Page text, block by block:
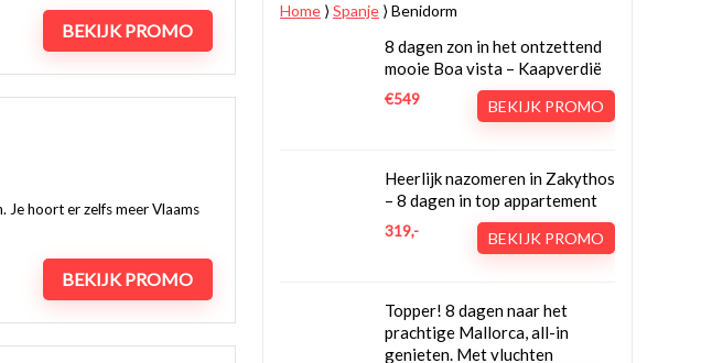
BEKIJK PROMO
Je hoort er zelfs meer Vlaams
BEKIJK PROMO
Home ⟩Spanje ⟩Benidorm
8 dagen zon in het ontzettend
mooie Boa vista – Kaapverdië
€549 BEKIJK PROMO
Heerlijk nazomeren in Zakythos
– 8 dagen in top appartement
319,- BEKIJK PROMO
Topper! 8 dagen naar het
prachtige Mallorca, all-in
genieten. Met vluchten